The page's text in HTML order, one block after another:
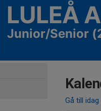
LULEÅ
Junior/Senior
Gå till idag